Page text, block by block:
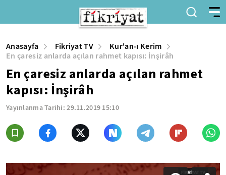
Anasayfa Fikriyat TV
Kur'an-ı Kerim
En çaresiz anlarda açılan rahmet kapısı: İnşirâh
En çaresiz anlarda açılan rahmet
kapısı: İnşirâh
Yayınlanma Tarihi:29.11.2019 15:10